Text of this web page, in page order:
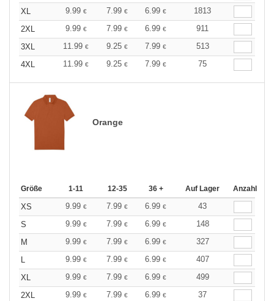
XL
9.99 € 7.99 € 6.99 €
1813
2XL
9.99 € 7.99 € 6.99 €
911
3XL
11.99 € 9.25 € 7.99 €
513
4XL
11.99 € 9.25 € 7.99 € 75
Orange
Größe 1-11 12-35 36 + Auf Lager Anzahl
XS 9.99 € 7.99 € 6.99 €
43
S
9.99 € 7.99 € 6.99 €
148
M
9.99 € 7.99 € 6.99 €
327
9.99 € 7.99 € 6.99 €
407
XL
9.99 € 7.99 € 6.99 €
499
2XL
9.99 € 7.99 € 6.99 €
37